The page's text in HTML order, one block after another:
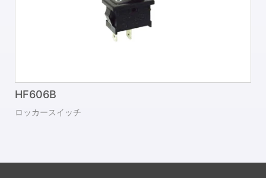
HF606B
ロッカースイッチ